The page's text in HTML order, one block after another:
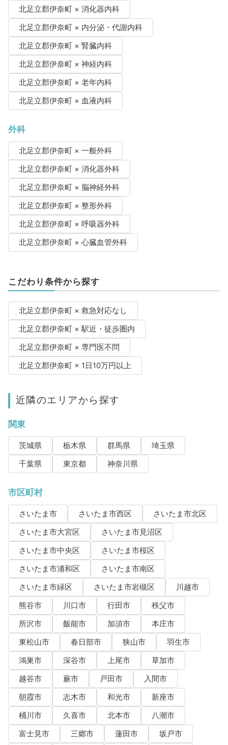
北足立郡伊奈町 × 消化器内科
北足立郡伊奈町 × 内分泌・代謝内科
北足立郡伊奈町 × 腎臓内科
北足立郡伊奈町 × 神経内科
北足立郡伊奈町 × 老年内科
北足立郡伊奈町 × 血液内科
外科
北足立郡伊奈町 × 一般外科
北足立郡伊奈町 × 消化器外科
北足立郡伊奈町 × 脳神経外科
北足立郡伊奈町 × 整形外科
北足立郡伊奈町 × 呼吸器外科
北足立郡伊奈町 × 心臓血管外科
こだわり条件から探す
北足立郡伊奈町 × 救急対応なし
北足立郡伊奈町 × 駅近・徒歩圏内
北足立郡伊奈町 × 専門医不問
北足立郡伊奈町 × 1日10万円以上
近隣のエリアから探す
関東
茨城県 栃木県 群馬県
埼玉県
千葉県
東京都 神奈川県
市区町村
さいたま市 さいたま市西区
さいたま市北区
さいたま市大宮区
さいたま市見沼区
さいたま市中央区
さいたま市桜区
さいたま市浦和区
さいたま市南区
さいたま市緑区
さいたま市岩槻区
川越市
熊谷市
川口市 行田市
秩父市
所沢市
飯能市 加須市
本庄市
東松山市
春日部市 狭山市
羽生市
鴻巣市
深谷市 上尾市
草加市
越谷市
蕨市 戸田市
入間市
朝霞市
志木市 和光市
新座市
桶川市
久喜市 北本市
八潮市
富士見市
三郷市 蓮田市
坂戸市